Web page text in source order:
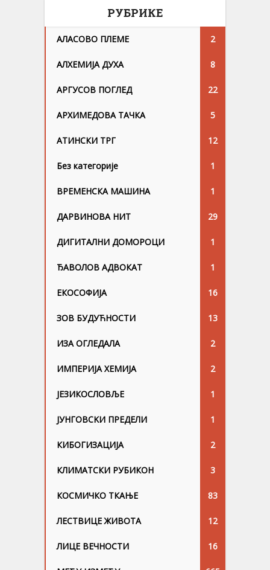
РУБРИКЕ
АЛАСОВО ПЛЕМЕ 2
АЛХЕМИЈА ДУХА 8
АРГУСОВ ПОГЛЕД 22
АРХИМЕДОВА ТАЧКА 5
АТИНСКИ ТРГ 12
Без категорије 1
ВРЕМЕНСКА МАШИНА 1
ДАРВИНОВА НИТ 29
ДИГИТАЛНИ ДОМОРОЦИ 1
ЂАВОЛОВ АДВОКАТ 1
ЕКОСОФИЈА 16
ЗОВ БУДУЋНОСТИ 13
ИЗА ОГЛЕДАЛА 2
ИМПЕРИЈА ХЕМИЈА 2
ЈЕЗИКОСЛОВЉЕ 1
ЈУНГОВСKИ ПРЕДЕЛИ 1
КИБОГИЗАЦИЈА 2
КЛИМАТСКИ РУБИКОН 3
КОСМИЧКО ТКАЊЕ 83
ЛЕСТВИЦЕ ЖИВОТА 12
ЛИЦЕ ВЕЧНОСТИ 16